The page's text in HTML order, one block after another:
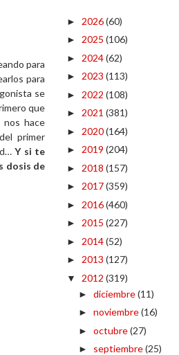
para
para
se
que
nos hace
primer
Y si te
dosis de
► 2026(60)
► 2025 (106)
► 2024(62)
► 2023 (113)
► 2022 (108)
► 2021 (381)
► 2020(164)
► 2019 (204)
► 2018 (157)
► 2017(359)
► 2016(460)
► 2015 (227)
► 2014(52)
► 2013 (127)
▼ 2012 (319)
► diciembre(11)
► noviembre(16)
► octubre(27)
► septiembre(25)